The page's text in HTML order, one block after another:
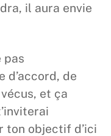
il aura envie
pas
d’accord, de
et ça
ton objectif d’ici